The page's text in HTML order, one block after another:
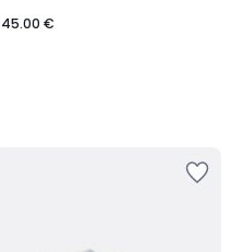
45.00 €